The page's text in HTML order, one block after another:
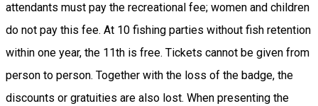
attendants must pay the recreational fee; women and children
do not pay this fee. At 10 fishing parties without fish retention
within one year, the 11th is free. Tickets cannot be given from
person to person. Together with the loss of the badge, the
discounts or gratuities are also lost. When presenting the